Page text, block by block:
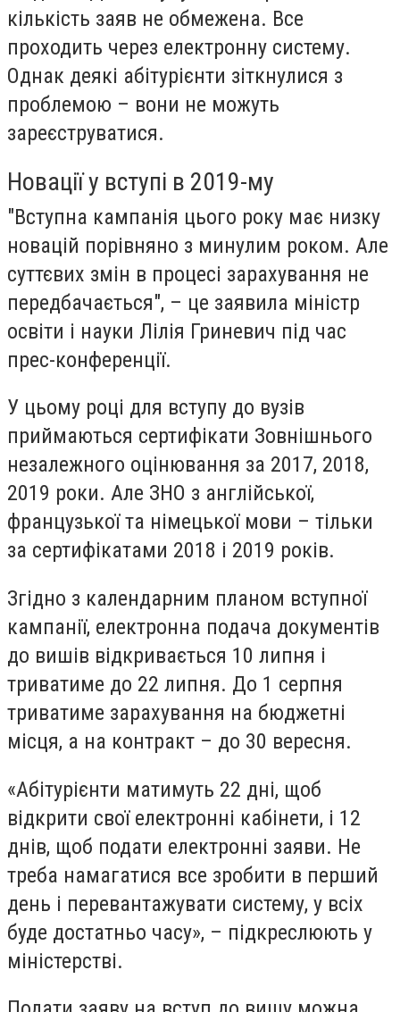
кількість заяв не обмежена. Все
проходить через електронну систему.
Однак деякі абітурієнти зіткнулися з
проблемою – вони не можуть
зареєструватися.
Новації у вступі в 2019-му
"Вступна кампанія цього року має низку
новацій порівняно з минулим роком. Але
суттєвих змін в процесі зарахування не
передбачається", – це заявила міністр
освіти і науки Лілія Гриневич під час
прес-конференції.
У цьому році для вступу до вузів
приймаються сертифікати Зовнішнього
незалежного оцінювання за 2017, 2018,
2019 роки. Але ЗНО з англійської,
французької та німецької мови – тільки
за сертифікатами 2018 і 2019 років.
Згідно з календарним планом вступної
кампанії, електронна подача документів
до вишів відкривається 10 липня і
триватиме до 22 липня. До 1 серпня
триватиме зарахування на бюджетні
місця, а на контракт – до 30 вересня.
«Абітурієнти матимуть 22 дні, щоб
відкрити свої електронні кабінети, і 12
днів, щоб подати електронні заяви. Не
треба намагатися все зробити в перший
день і перевантажувати систему, у всіх
буде достатньо часу», – підкреслюють у
міністерстві.